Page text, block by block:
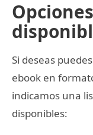
Si deseas
ebook en
indicamos una
disponibles: